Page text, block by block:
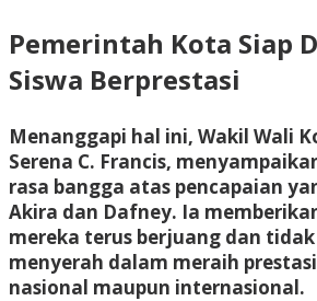
Pemerintah Kota Siap
Siswa Berprestasi
Menanggapi hal ini, Wakil Wali
Serena C. Francis,
rasa bangga atas pencapaian
Akira dan Dafney. Ia
mereka terus berjuang dan
menyerah dalam meraih
nasional maupun internasional.